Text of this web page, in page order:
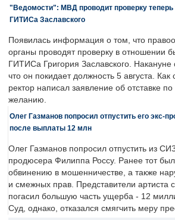
"Ведомости": МВД проводит проверку теперь
ГИТИСа Заславского
Появилась информация о том, что
органы проводят проверку в отношении
ГИТИСа Григория Заславского. Накануне
что он покидает должность 5 августа.
ректор написал заявление об отставке
желанию.
Олег Газманов попросил отпустить его экс-
после выплаты 12 млн
Олег Газманов попросил отпустить из
продюсера Филиппа Россу. Ранее тот
обвинению в мошенничестве, а также
и смежных прав. Представители артиста
погасил большую часть ущерба - 12
Суд, однако, отказался смягчить меру